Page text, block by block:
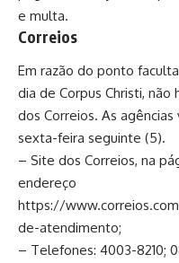
e multa.
Correios
Em razão do ponto
dia de Corpus Christi,
dos Correios. As
sexta-feira seguinte (5).
– Site dos Correios, na
endereço
https://
de-atendimento;
– Telefones: 4003-8210;